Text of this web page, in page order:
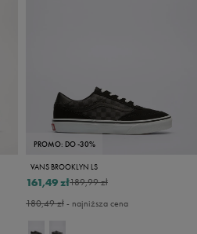
PROMO: DO -30%
VANS BROOKLYN LS
189,99 zł
161,49 zł
180,49 zł- najniższa cena